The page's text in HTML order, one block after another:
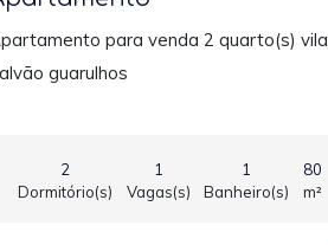
para venda 2 quarto(s) vila
guarulhos
2
Dormitório(s)
1
Vagas(s)
1
Banheiro(s)
80
m²